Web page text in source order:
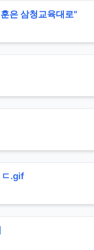
은 삼청교육대로"
ㄷ.gif